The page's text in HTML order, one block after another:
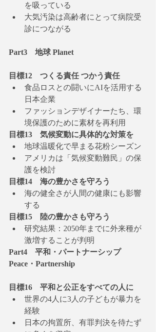
を吸っている
大気汚染は高齢者にとって病院受
診につながる
Part3　地球 Planet
目標12　つくる責任 つかう責任
食品ロスとの闘いにAIを活用する
日本企業
ファッションデザイナーたち、環
境保護のために素材を再利用
目標13　気候変動に具体的な対策を
地球温暖化で早まる花粉シーズン
アメリカは「気候変動難民」の保
護を検討
目標14　海の豊かさを守ろう
海の健全さが人間の健康にも影響
する
目標15　陸の豊かさも守ろう
研究結果：2050年までに外来種が
激増することが判明
Part4　平和・パートナーシップ
Peace・Partnership
目標16　平和と公正をすべての人に
世界の4人に3人の子どもが暴力を
経験
日本の拘置所、有罪判決を待たず